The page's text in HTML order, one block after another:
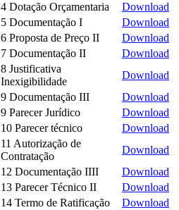
4 Dotação Orçamentaria
Download
5 Documentação I
Download
6 Proposta de Preço II
Download
7 Documentação II
Download
8 Justificativa
Inexigibilidade
Download
9 Documentação III
Download
9 Parecer Jurídico
Download
10 Parecer técnico
Download
11 Autorização de
Contratação
Download
12 Documentação IIII
Download
13 Parecer Técnico II
Download
14 Termo de Ratificação
Download